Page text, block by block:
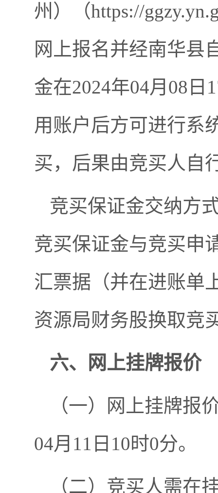
州）（https://
网上报名并经南华县
金在2024年04月08
用账户后方可进行系
买，后果由竞买人自
竞买保证金交纳方
竞买保证金与竞买申
汇票据（并在进账单
资源局财务股换取竞
六、 网上挂牌报价
（一）网上挂牌报
04月11日10时0分。
（二）竞买人需在